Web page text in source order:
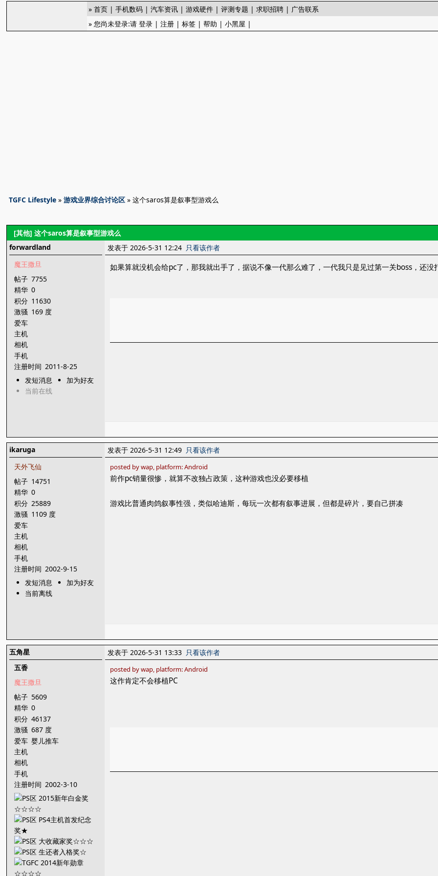
»首页 |手机数码 |汽车资讯 |游戏硬件 |评测专题 |求职招聘 | 广告联系
» 您尚未登录:请登录 |注册 |标签 |帮助 |小黑屋 |
TGFC Lifestyle »游戏业界综合讨论区 » 这个saros算是叙事型游戏么
[其他] 这个saros算是叙事型游戏么
forwardland
魔王撒旦
帖子 7755
精华 0
积分 11630
激骚 169 度
爱车
主机
相机
手机
注册时间 2011-8-25
发短消息
加为好友
当前在线
发表于 2026-5-31 12:24 只看该作者
如果算就没机会给pc了，那我就出手了，据说不像一代那么难了，一代我只是见过第一关boss，还
ikaruga
天外飞仙
帖子 14751
精华 0
积分 25889
激骚 1109 度
爱车
主机
相机
手机
注册时间 2002-9-15
发短消息
加为好友
当前离线
发表于 2026-5-31 12:49 只看该作者
posted by wap, platform: Android
前作pc销量很惨，就算不改独占政策，这种游戏也没必要移植
游戏比普通肉鸽叙事性强，类似哈迪斯，每玩一次都有叙事进展，但都是碎片，要自己拼凑
五角星
五香
魔王撒旦
帖子 5609
精华 0
积分 46137
激骚 687 度
爱车 婴儿推车
主机
相机
手机
注册时间 2002-3-10
发表于 2026-5-31 13:33 只看该作者
posted by wap, platform: Android
这作肯定不会移植PC